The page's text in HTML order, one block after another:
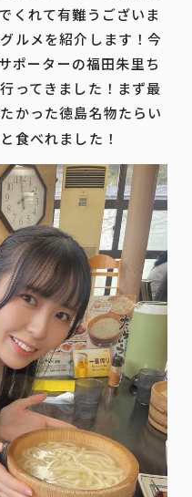
くれて有難うございま
ルメを紹介します！今
ポーターの福田朱里ち
ってきました！まず最
かった徳島名物たらい
食べれました！